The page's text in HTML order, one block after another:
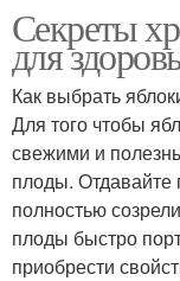
Груши к
Секреты
для
Как выбрать
Для того чтобы
свежими и
плоды. Отдавайте
полностью
плоды быстро
приобрести